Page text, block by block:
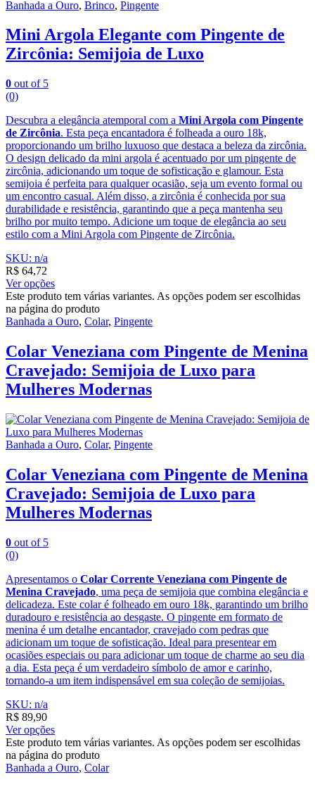
Banhada a Ouro, Brinco, Pingente
Mini Argola Elegante com Pingente de
Zircônia: Semijoia de Luxo
0 out of 5
(0)
Descubra a elegância atemporal com a Mini Argola com Pingente
de Zircônia. Esta peça encantadora é folheada a ouro 18k,
proporcionando um brilho luxuoso que destaca a beleza da zircônia.
O design delicado da mini argola é acentuado por um pingente de
zircônia, adicionando um toque de sofisticação e glamour. Esta
semijoia é perfeita para qualquer ocasião, seja um evento formal ou
um encontro casual. Além disso, a zircônia é conhecida por sua
durabilidade e resistência, garantindo que a peça mantenha seu
brilho por muito tempo. Adicione um toque de elegância ao seu
estilo com a Mini Argola com Pingente de Zircônia.
SKU: n/a
R$ 64,72
Ver opções
Este produto tem várias variantes. As opções podem ser escolhidas
na página do produto
Banhada a Ouro, Colar, Pingente
Colar Veneziana com Pingente de Menina
Cravejado: Semijoia de Luxo para
Mulheres Modernas
Banhada a Ouro, Colar, Pingente
Colar Veneziana com Pingente de Menina
Cravejado: Semijoia de Luxo para
Mulheres Modernas
0 out of 5
(0)
Apresentamos o Colar Corrente Veneziana com Pingente de
Menina Cravejado, uma peça de semijoia que combina elegância e
delicadeza. Este colar é folheado em ouro 18k, garantindo um brilho
duradouro e resistência ao desgaste. O pingente em formato de
menina é um detalhe encantador, cravejado com pedras que
adicionam um toque de sofisticação. Ideal para presentear em
ocasiões especiais ou para adicionar um toque de charme ao seu dia
a dia. Esta peça é um verdadeiro símbolo de amor e carinho,
tornando-a um item indispensável em sua coleção de semijoias.
SKU: n/a
R$ 89,90
Ver opções
Este produto tem várias variantes. As opções podem ser escolhidas
na página do produto
Banhada a Ouro, Colar